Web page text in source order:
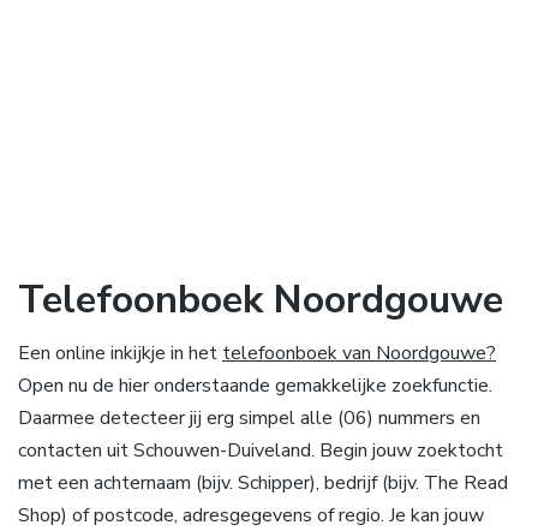
Telefoonboek Noordgouwe
Een online inkijkje in het telefoonboek van Noordgouwe?
Open nu de hier onderstaande gemakkelijke zoekfunctie.
Daarmee detecteer jij erg simpel alle (06) nummers en
contacten uit Schouwen-Duiveland. Begin jouw zoektocht
met een achternaam (bijv. Schipper), bedrijf (bijv. The Read
Shop) of postcode, adresgegevens of regio. Je kan jouw